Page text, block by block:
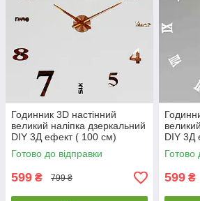
Годинник 3D настінний
великий наліпка дзеркальний
DIY 3Д ефект ( 100 см)
Написи-Cu-100 бронзовий
мідний
Готово до відправки
599 ₴ 799 ₴
DIY 3Д
Готово
599 ₴